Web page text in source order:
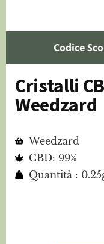
Codice
Cristalli
Weedzard
Weedzard
CBD: 99%
Quantità :